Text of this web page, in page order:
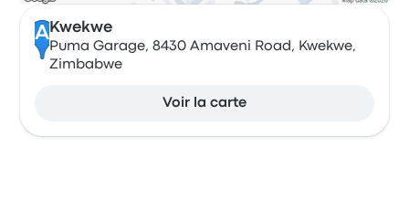
A Kwekwe
Puma Garage, 8430 Amaveni Road, Kwekwe,
Zimbabwe
Voir la carte